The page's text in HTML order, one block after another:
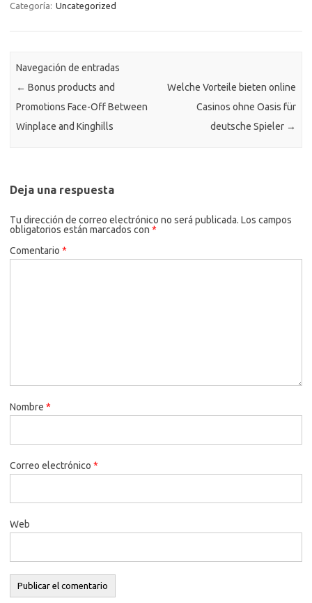
Categoría: Uncategorized
Navegación de entradas
← Bonus products and
Promotions Face-Off Between
Winplace and Kinghills
Welche Vorteile bieten online
Casinos ohne Oasis für
deutsche Spieler →
Deja una respuesta
Tu dirección de correo electrónico no será publicada. Los campos
obligatorios están marcados con *
Comentario *
Nombre *
Correo electrónico *
Web